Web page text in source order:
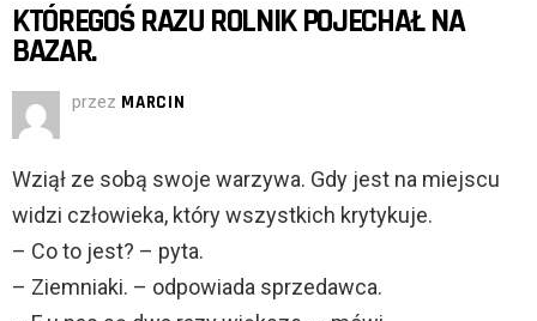
KTÓREGOŚ RAZU ROLNIK POJECHAŁ NA
BAZAR.
przez MARCIN
Wziął ze sobą swoje warzywa. Gdy jest na miejscu
widzi człowieka, który wszystkich krytykuje.
– Co to jest? – pyta.
– Ziemniaki. – odpowiada sprzedawca.